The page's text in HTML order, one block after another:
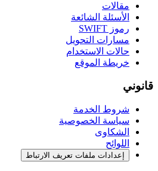
مقالات
الأسئلة الشائعة
رموز SWIFT
مسارات التحويل
حالات الاستخدام
خريطة الموقع
قانوني
شروط الخدمة
سياسة الخصوصية
الشكاوى
اللوائح
إعدادات ملفات تعريف الارتباط